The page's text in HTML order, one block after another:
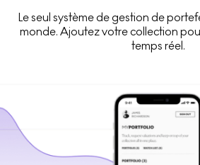
Le seul système de gestion de
monde. Ajoutez votre collection
temps réel.